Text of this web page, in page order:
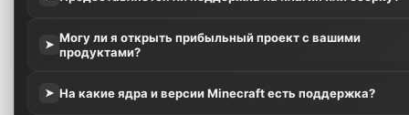
➤ Могу ли я открыть прибыльный проект с вашими
продуктами?
➤ На какие ядра и версии Minecraft есть поддержка?